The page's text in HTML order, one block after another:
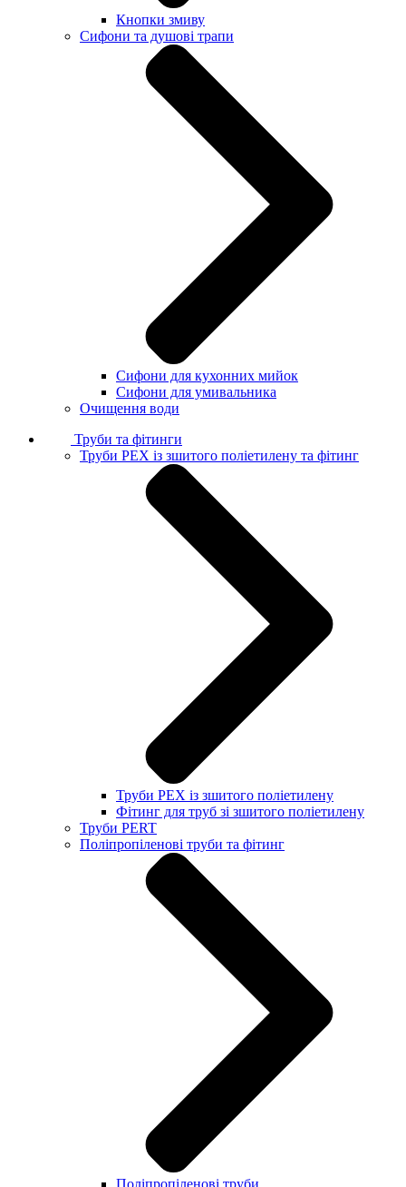
Кнопки змиву
Сифони та душові трапи
Сифони для кухонних мийок
Сифони для умивальника
Очищення води
Труби та фітинги
Труби PEX із зшитого поліетилену та фітинг
Труби PEX із зшитого поліетилену
Фітинг для труб зі зшитого поліетилену
Труби PERT
Поліпропіленові труби та фітинг
Поліпропіленові труби